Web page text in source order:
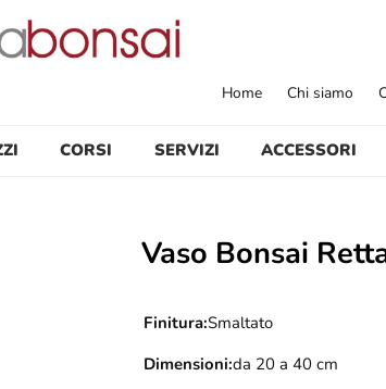
CORSI SERVIZI ACCESSORI
Home Chi siamo
Vaso Bonsai
Finitura:Smaltato
Dimensioni:da 20 a 40 cm